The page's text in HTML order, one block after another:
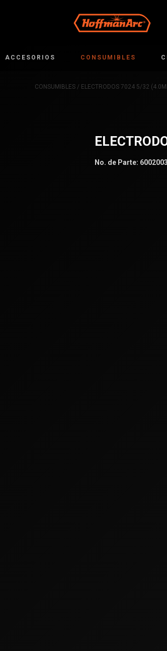
ACCESORIOS CONSUMIBLES
CONSUMIBLES / ELECTRODOS 7024 5/32
No. de Parte: 6002003